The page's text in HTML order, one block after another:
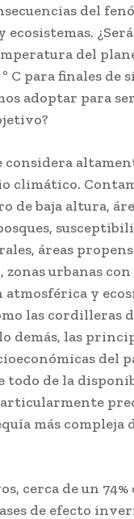
del
del
º C para finales de
adoptar para
considera
climático.
de baja altura,
áreas
urbanas
y
las cordilleras
demás, las
del
todo de la
más compleja
cerca de un 74%
de efecto